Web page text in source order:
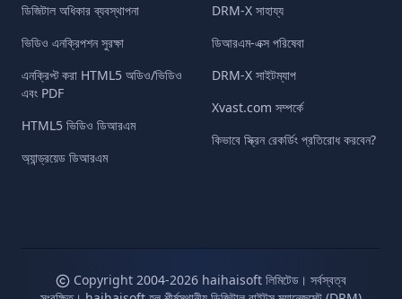
ডিজিটাল অধিকার ব্যবস্থাপনা
ভিডিও এনক্রিপশন সুরক্ষা
এনক্রিপ্ট করা HTML5 অডিও/ভিডিও
এবং PDF
HTML5 ভিডিও ডিআরএম
অ্যান্ড্রয়েড ডিআরএম
DRM-X সাহায্য
ডিআরএম-এক্স পরিষেবা
DRM-X সাইটম্যাপ
Xvast.com সম্পর্কে
কিভাবে স্ক্রিন রেকর্ডিং প্রতিরোধ করবেন?
Copyright 2004-2026 haihaisoft লিমিটেড। সর্বস্বত্ব